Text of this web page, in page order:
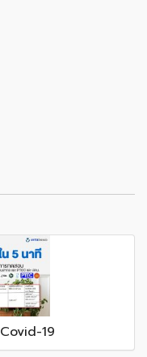
19